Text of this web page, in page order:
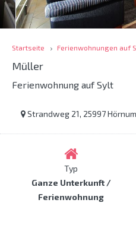
Startseite Ferienwohnungen auf
Müller
Ferienwohnung auf Sylt
Strandweg 21, 25997
Typ
Ganze Unterkunft /
Ferienwohnung